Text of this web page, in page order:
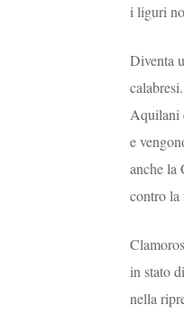
i liguri
Diventa
Aquilani
e
anche la
contro la
in stato
nella